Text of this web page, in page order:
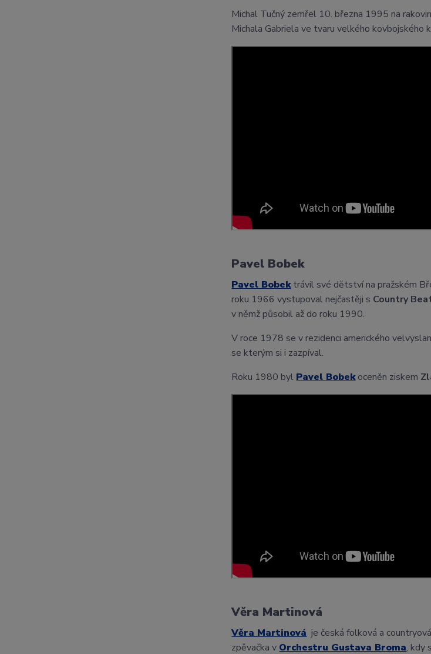
Michal Tučný zemřel 10. března 1995 na
Michala Gabriela ve tvaru velkého kovbojského
Pavel Bobek
Pavel Bobektrávil své dětství na pražském
roku 1966 vystupoval nejčastěji s Country
v němž působil až do roku 1990.
V roce 1978 se v rezidenci amerického
se kterým si i zazpíval.
Roku 1980 byl Pavel Bobekoceněn ziskem
Věra Martinová
Věra Martinová je česká folková a
zpěvačka v Orchestru Gustava Broma, kdy